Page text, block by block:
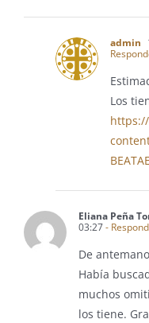
admin
Los
Eliana Peña
03:27-
De
Había
muchos
los tiene.